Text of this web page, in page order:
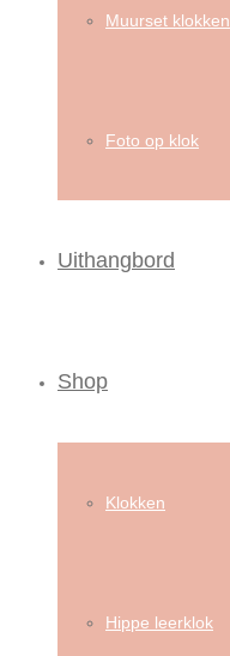
Muurset klokken
Foto op klok
Uithangbord
Shop
Klokken
Hippe leerklok